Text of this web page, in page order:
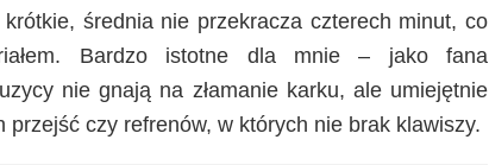
średnia nie przekracza czterech minut, co
Bardzo istotne dla mnie – jako fana
nie gnają na złamanie karku, ale umiejętnie
przejść czy refrenów, w których nie brak klawiszy.